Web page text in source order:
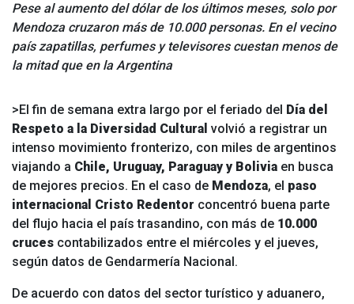
Pese al aumento del dólar de los últimos meses, solo por
Mendoza cruzaron más de 10.000 personas. En el vecino
país zapatillas, perfumes y televisores cuestan menos de
la mitad que en la Argentina
>El fin de semana extra largo por el feriado del Día del
Respeto a la Diversidad Cultural volvió a registrar un
intenso movimiento fronterizo, con miles de argentinos
viajando a Chile, Uruguay, Paraguay y Bolivia en busca
de mejores precios. En el caso de Mendoza, el paso
internacional Cristo Redentor concentró buena parte
del flujo hacia el país trasandino, con más de 10.000
cruces contabilizados entre el miércoles y el jueves,
según datos de Gendarmería Nacional.
De acuerdo con datos del sector turístico y aduanero,